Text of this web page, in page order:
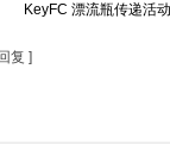
KeyFC 漂流瓶传递活
回复 ]